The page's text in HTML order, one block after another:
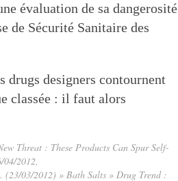
évaluation de sa dangerosité
de Sécurité Sanitaire des
drugs designers contournent
classée : il faut alors
Threat : These Products Can Spur Self-
04/2012,
03/2012) » Bath Salts » Drug Trend :